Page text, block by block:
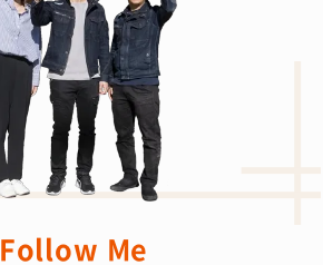
Follow Me